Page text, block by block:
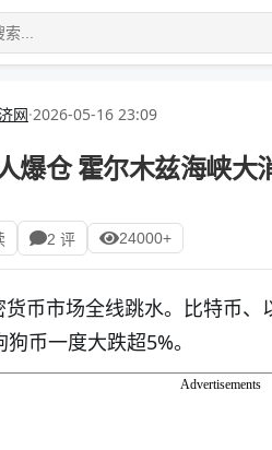
网·2026-05-16 23:09
爆仓 霍尔木兹海峡大
2 评 24000+
币市场全线跳水。比特币、
币一度大跌超5%。
Advertisements